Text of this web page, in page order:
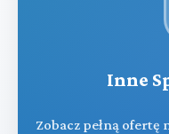
Inne
Zobacz pełną ofertę